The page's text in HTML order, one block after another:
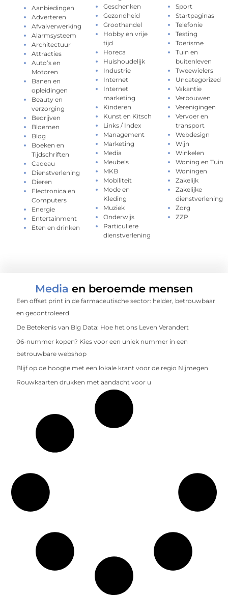
Aanbiedingen
Adverteren
Afvalverwerking
Alarmsysteem
Architectuur
Attracties
Auto’s en
Motoren
Banen en
opleidingen
Beauty en
verzorging
Bedrijven
Bloemen
Blog
Boeken en
Tijdschriften
Cadeau
Dienstverlening
Dieren
Electronica en
Computers
Energie
Entertainment
Eten en drinken
Geschenken
Gezondheid
Groothandel
Hobby en vrije
tijd
Horeca
Huishoudelijk
Industrie
Internet
Internet
marketing
Kinderen
Kunst en Kitsch
Links / Index
Management
Marketing
Media
Meubels
MKB
Mobiliteit
Mode en
Kleding
Muziek
Onderwijs
Particuliere
dienstverlening
Sport
Startpaginas
Telefonie
Testing
Toerisme
Tuin en
buitenleven
Tweewielers
Uncategorized
Vakantie
Verbouwen
Verenigingen
Vervoer en
transport
Webdesign
Wijn
Winkelen
Woning en Tuin
Woningen
Zakelijk
Zakelijke
dienstverlening
Zorg
ZZP
Media en beroemde mensen
Een offset print in de farmaceutische sector: helder, betrouwbaar
en gecontroleerd
De Betekenis van Big Data: Hoe het ons Leven Verandert
06-nummer kopen? Kies voor een uniek nummer in een
betrouwbare webshop
Blijf op de hoogte met een lokale krant voor de regio Nijmegen
Rouwkaarten drukken met aandacht voor u